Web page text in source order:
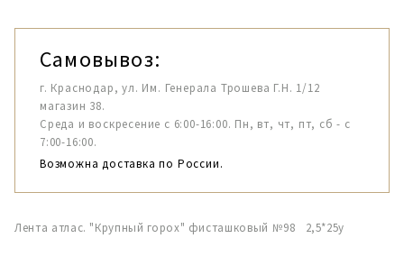
Самовывоз:
г. Краснодар, ул. Им. Генерала Трошева Г.Н. 1/12
магазин 38.
Среда и воскресение с 6:00-16:00. Пн, вт, чт, пт, сб - с
7:00-16:00.
Возможна доставка по России.
Лента атлас. "Крупный горох" фисташковый №98 2,5*25y